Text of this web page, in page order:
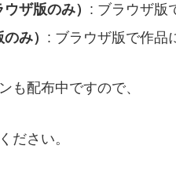
ザ版のみ） : ブラウザ版
み） : ブラウザ版で作品
も配布中ですので、
ださい。